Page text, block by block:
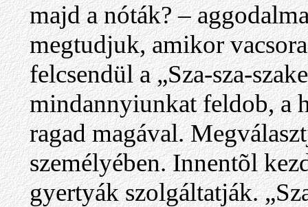
majd a nóták? –
megtudjuk, amikor
felcsendül a „Sza-sza-
mindannyiunkat feldob, a
ragad magával.
személyében. Innentõl
gyertyák szolgáltatják.